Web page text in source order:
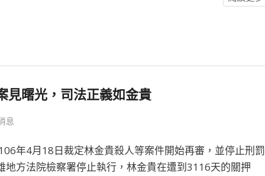
見曙光，司法正義如金貴
息
年4月18日裁定林金貴殺人等案件開始再審，並停止刑罰
地方法院檢察署停止執行，林金貴在遭到3116天的關押